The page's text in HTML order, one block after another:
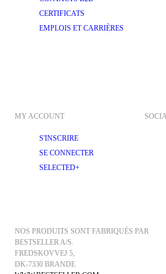
superposé à un costume
ou passé sur un
Vous cherchez quelque chose d’un peu
matelassées résistantes à l’eau sont
et peuvent être portées en hiver lorsque
et de détails pratiques tels que des
elles vous permettront d’affronter le froid
Optez pour un modèle avec une
œillets d’aération. Une paire de
design. Nous croyons qu’il faut utiliser les
vêtements faits pour durer. Bon nombre de
que soient les conditions météorologiques.
achetez en ligne dès aujourd’hui.
CERTIFICATS
EMPLOIS ET CARRIÈRES
MY ACCOUNT
S'INSCRIRE
SE CONNECTER
SELECTED+
NOS PRODUITS SONT FABRIQUÉS PAR
BESTSELLER A/S.
FREDSKOVVEJ 5,
DK-7330 BRANDE